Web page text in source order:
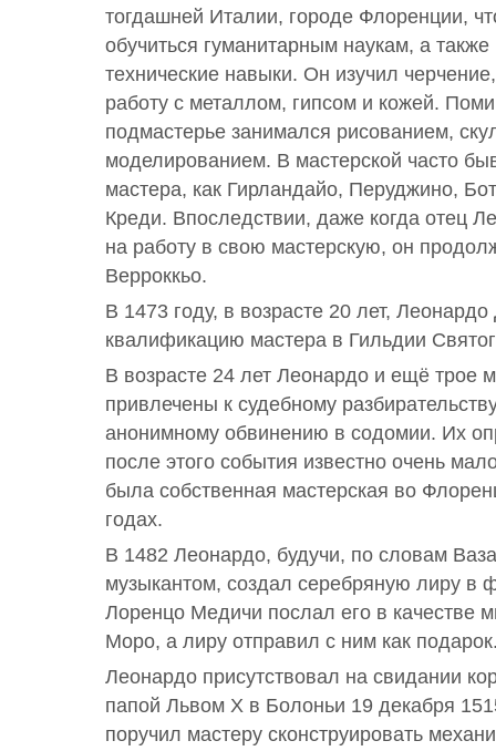
тогдашней Италии, городе Флоренции,
обучиться гуманитарным наукам, а
технические навыки. Он изучил
работу с металлом, гипсом и кожей.
подмастерье занимался рисованием,
моделированием. В мастерской часто
мастера, как Гирландайо, Перуджино,
Креди. Впоследствии, даже когда отец
на работу в свою мастерскую, он
Верроккьо.
В 1473 году, в возрасте 20 лет,
квалификацию мастера в Гильдии
В возрасте 24 лет Леонардо и ещё
привлечены к судебному
анонимному обвинению в содомии. Их
после этого события известно очень
была собственная мастерская во
годах.
В 1482 Леонардо, будучи, по словам
музыкантом, создал серебряную лиру в
Лоренцо Медичи послал его в качестве
Моро, а лиру отправил с ним как
Леонардо присутствовал на свидании
папой Львом X в Болоньи 19 декабря
поручил мастеру сконструировать